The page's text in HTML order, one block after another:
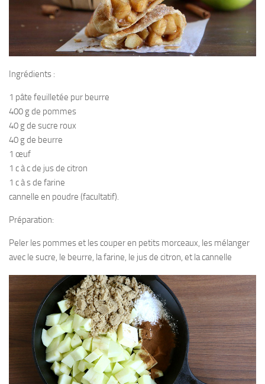
Ingrédients :
1 pâte feuilletée pur beurre
400 g de pommes
40 g de sucre roux
40 g de beurre
1 œuf
1 c à c de jus de citron
1 c à s de farine
cannelle en poudre (facultatif).
Préparation:
Peler les pommes et les couper en petits morceaux, les mélanger
avec le sucre, le beurre, la farine, le jus de citron, et la cannelle